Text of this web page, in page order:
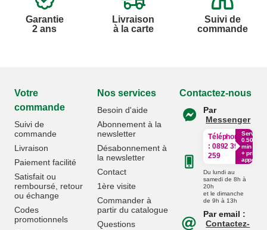
Garantie
2 ans
Livraison
à la carte
Suivi de
commande
Votre
commande
Suivi de
commande
Livraison
Paiement facilité
Satisfait ou
remboursé, retour
ou échange
Codes
promotionnels
Nos services
Besoin d'aide
Abonnement à la
newsletter
Désabonnement à
la newsletter
Contact
1ère visite
Commander à
partir du catalogue
Questions
Contactez-nous
Par
Messenger
Téléphone
: 0892 390
259
Service
0.50€ /
min
+ prix
appel
Du lundi au
samedi de 8h à
20h
et le dimanche
de 9h à 13h
Par email :
Contactez-